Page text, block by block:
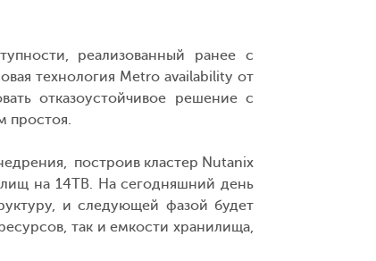
реализованный ранее с
технология Metro availability от
отказоустойчивое решение с
простоя.
построив кластер Nutanix
на 14TB. На сегодняшний день
и следующей фазой будет
так и емкости хранилища,